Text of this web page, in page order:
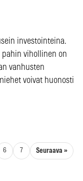
investointeina.
pahin vihollinen on
vanhusten
voivat huonosti
6 7 Seuraava »